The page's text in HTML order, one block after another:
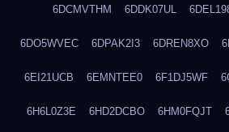
6DCMVTHM 6DDK07UL
6DO5WVEC 6DPAK2I3 6DREN8XO
6EI21UCB 6EMNTEE0 6F1DJ5WF
6H6L0Z3E 6HD2DCBO 6HM0FQJT